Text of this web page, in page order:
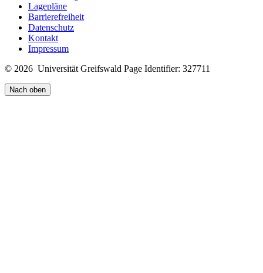
Lagepläne
Barrierefreiheit
Datenschutz
Kontakt
Impressum
© 2026 Universität Greifswald Page Identifier: 327711
Nach oben